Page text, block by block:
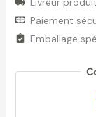
Paiement
Emballage